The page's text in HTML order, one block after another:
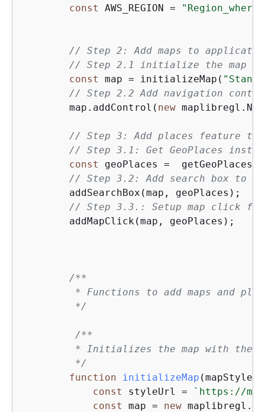
const
AWS_REGION =
// Step 2: Add maps to
// Step 2.1 initialize the map
const
map = initializeMap(
// Step 2.2 Add navigation
        map.addControl(
new
// Step 3: Add places
// Step 3.1: Get GeoPlaces
const
geoPlaces =
// Step 3.2: Add search box to
        addSearchBox(map, geoPlaces);
// Step 3.3.: Setup map click
        addMapClick(map, geoPlaces);
/**
* Functions to add maps and
         */
/**
* Initializes the map with the
         */
function
initializeMap (mapStyle
const
styleUrl =
`https://
const
map = new